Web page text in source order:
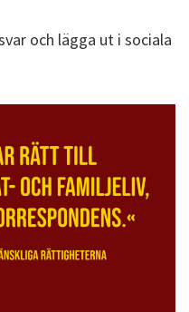
och lägga ut i sociala